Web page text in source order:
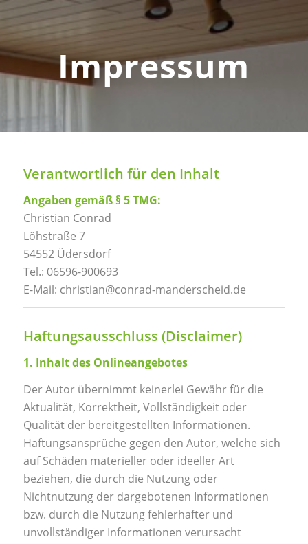
Impressum
Verantwortlich für den Inhalt
Angaben gemäß § 5 TMG:
Christian Conrad
Löhstraße 7
54552 Üdersdorf
Tel.: 06596-900693
E-Mail: christian@conrad-manderscheid.de
Haftungsausschluss (Disclaimer)
1. Inhalt des Onlineangebotes
Der Autor übernimmt keinerlei Gewähr für die
Aktualität, Korrektheit, Vollständigkeit oder
Qualität der bereitgestellten Informationen.
Haftungsansprüche gegen den Autor, welche sich
auf Schäden materieller oder ideeller Art
beziehen, die durch die Nutzung oder
Nichtnutzung der dargebotenen Informationen
bzw. durch die Nutzung fehlerhafter und
unvollständiger Informationen verursacht